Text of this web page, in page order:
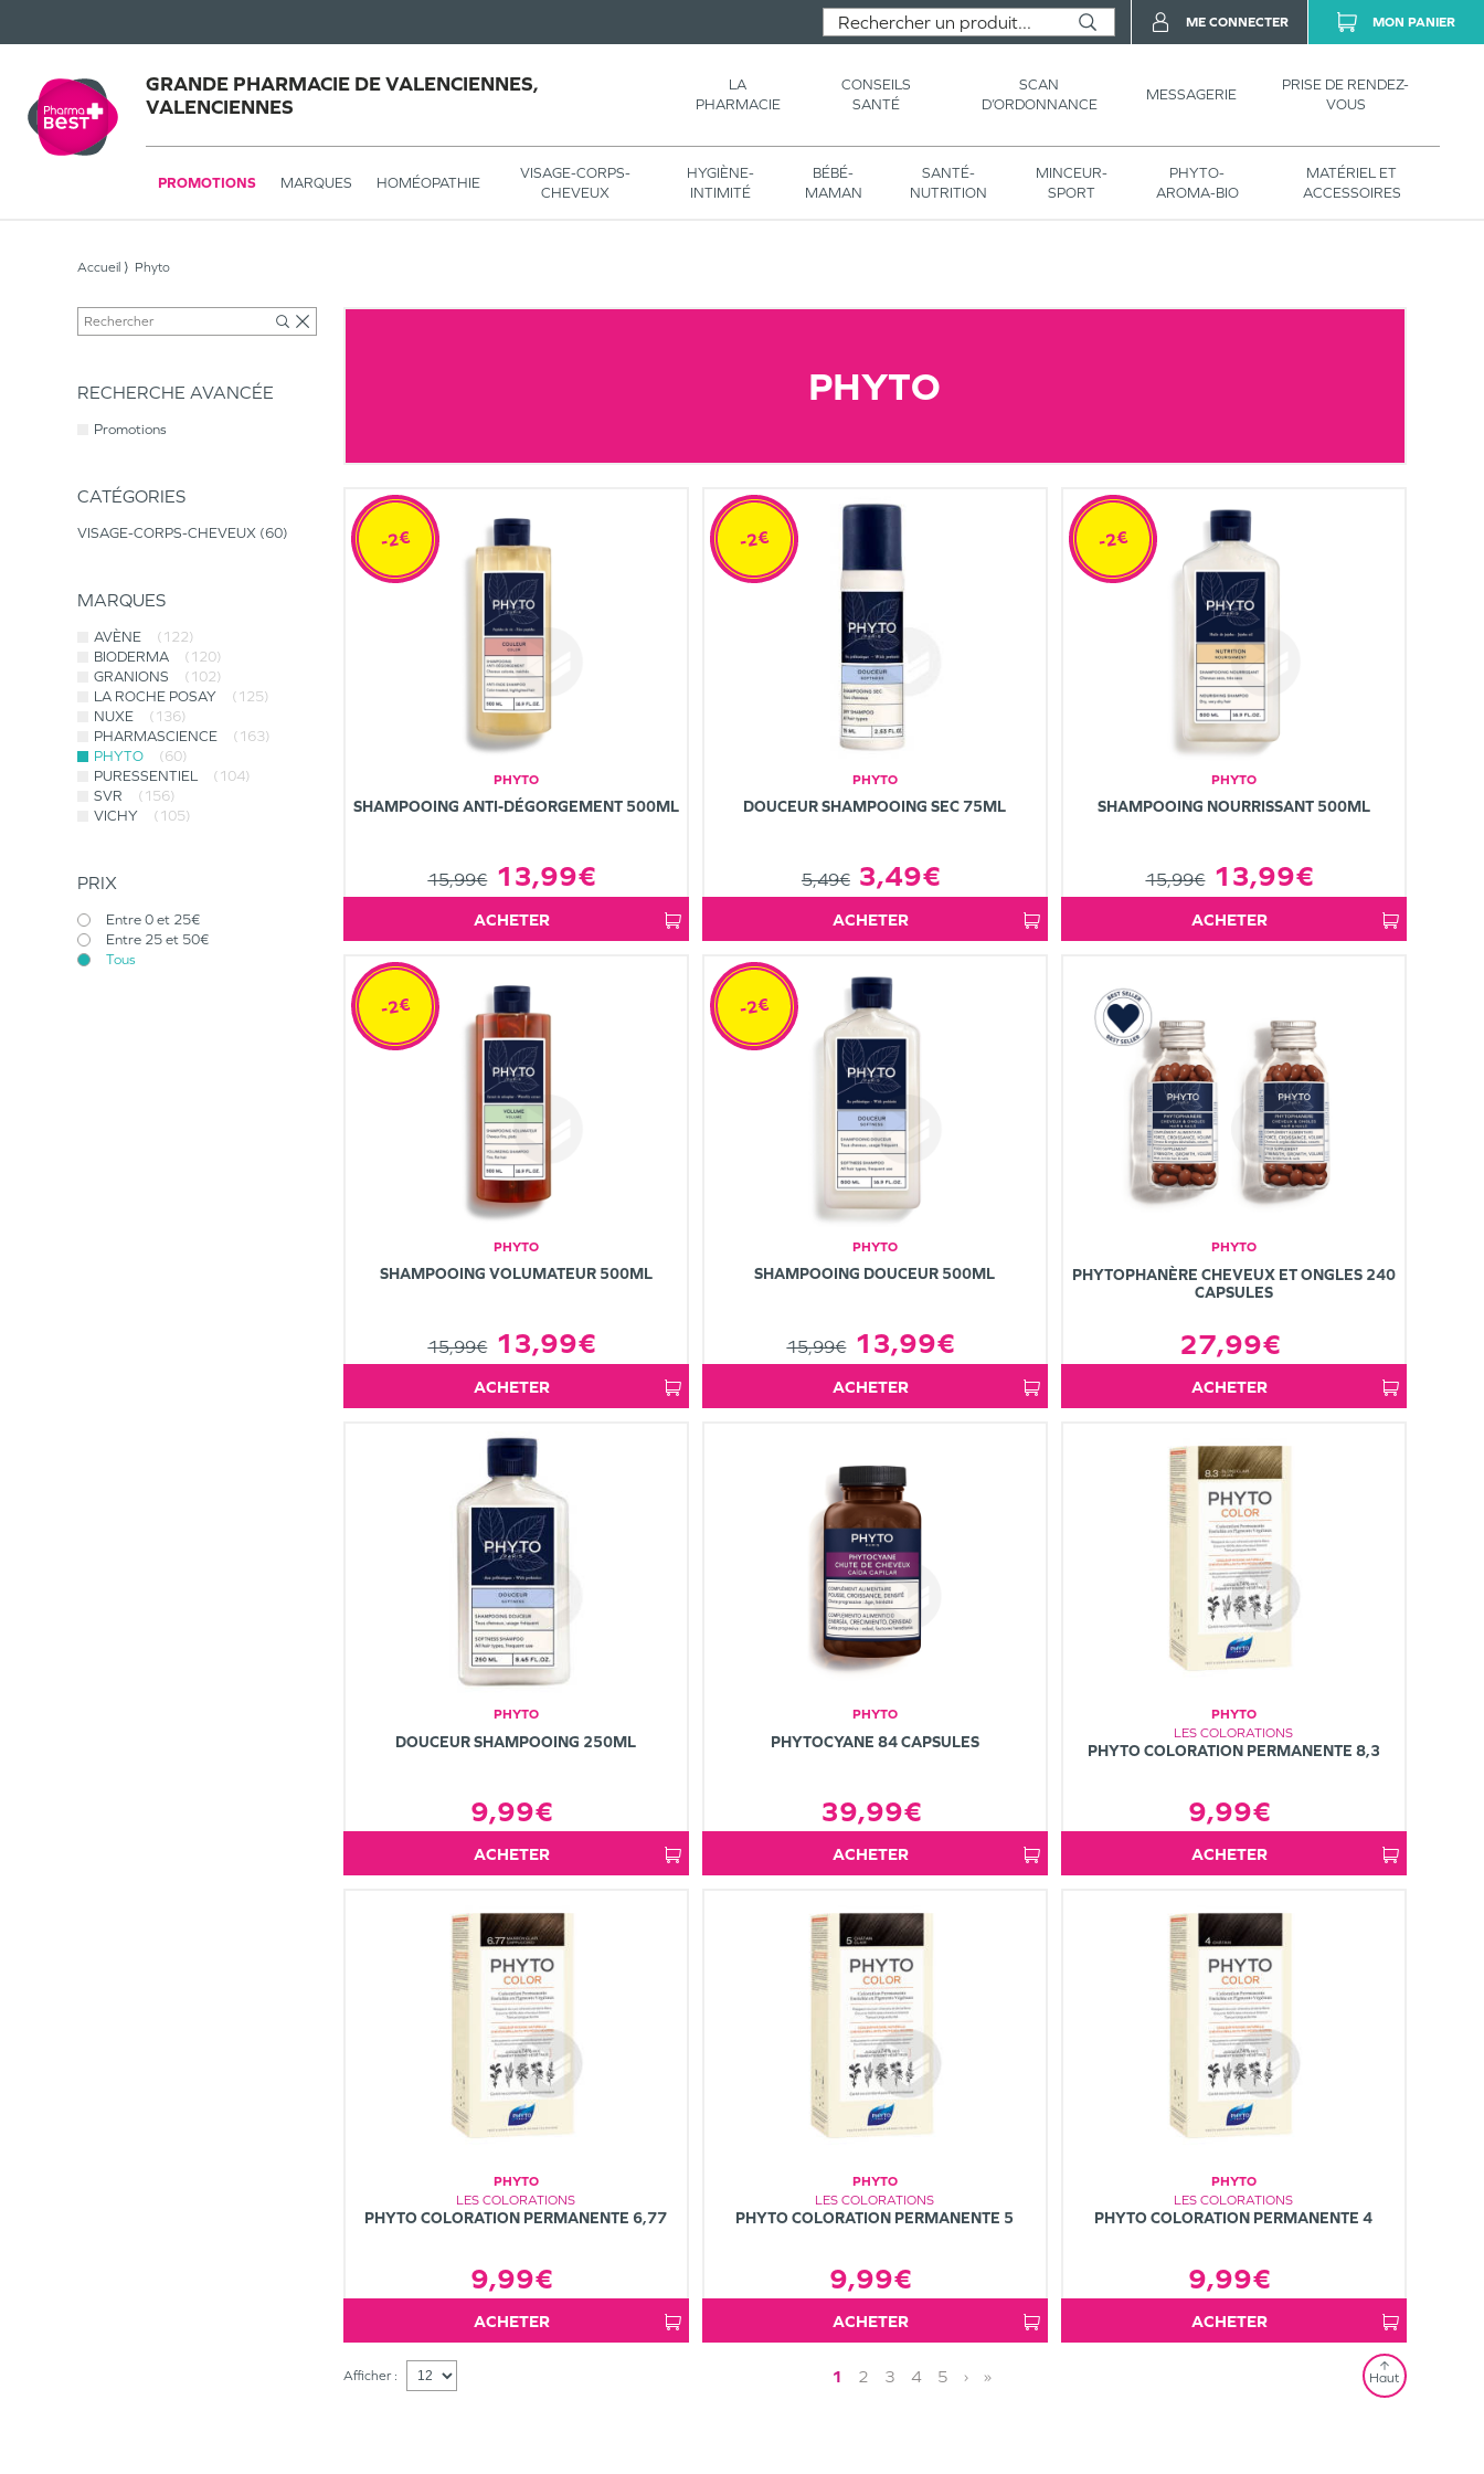
GRANDE PHARMACIE DE VALENCIENNES,
VALENCIENNES
LA
PHARMACIE
CONSEILS
SANTÉ
SCAN
D’ORDONNANCE
MESSAGERIE
PRISE DE RENDEZ-
VOUS
PROMOTIONS MARQUES HOMÉOPATHIE
VISAGE-CORPS-
CHEVEUX
HYGIÈNE-
INTIMITÉ
BÉBÉ-
MAMAN
SANTÉ-
NUTRITION
MINCEUR-
SPORT
PHYTO-
AROMA-BIO
MATÉRIEL ET
ACCESSOIRES
ME CONNECTER MON PANIER
Accueil Phyto
RECHERCHE AVANCÉE
Promotions
CATÉGORIES
VISAGE-CORPS-CHEVEUX 60
MARQUES
AVÈNE
(122)
BIODERMA
(120)
GRANIONS
(102)
LA ROCHE POSAY
(125)
NUXE
(136)
PHARMASCIENCE
(163)
PHYTO
(60)
PURESSENTIEL
(104)
SVR
(156)
VICHY
(105)
PRIX
Entre 0 et 25€
Entre 25 et 50€
Tous
PHYTO
PHYTO
SHAMPOOING ANTI-DÉGORGEMENT 500ML
15,99€ 13,99€
-2€
ACHETER
PHYTO
DOUCEUR SHAMPOOING SEC 75ML
5,49€ 3,49€
-2€
ACHETER
PHYTO
SHAMPOOING NOURRISSANT 500ML
15,99€ 13,99€
-2€
ACHETER
PHYTO
SHAMPOOING VOLUMATEUR 500ML
15,99€ 13,99€
-2€
ACHETER
PHYTO
SHAMPOOING DOUCEUR 500ML
15,99€ 13,99€
-2€
ACHETER
PHYTO
PHYTOPHANÈRE CHEVEUX ET ONGLES 240
CAPSULES
27,99€
ACHETER
PHYTO
DOUCEUR SHAMPOOING 250ML
9,99€
ACHETER
PHYTO
PHYTOCYANE 84 CAPSULES
39,99€
ACHETER
PHYTO
LES COLORATIONS
PHYTO COLORATION PERMANENTE 8,3
9,99€
ACHETER
PHYTO
LES COLORATIONS
PHYTO COLORATION PERMANENTE 6,77
9,99€
ACHETER
PHYTO
LES COLORATIONS
PHYTO COLORATION PERMANENTE 5
9,99€
ACHETER
PHYTO
LES COLORATIONS
PHYTO COLORATION PERMANENTE 4
9,99€
ACHETER
Afficher : 1 2 3 4 5 › » Haut